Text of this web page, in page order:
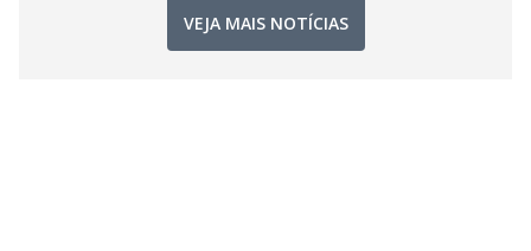
VEJA MAIS NOTÍCIAS